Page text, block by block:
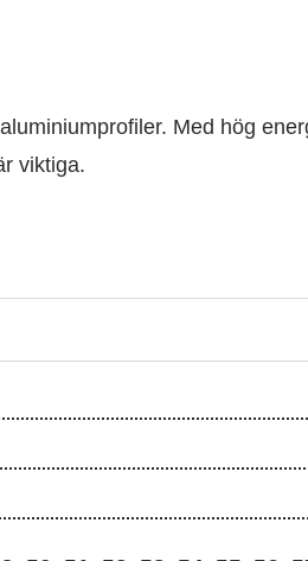
Med hög
viktiga.